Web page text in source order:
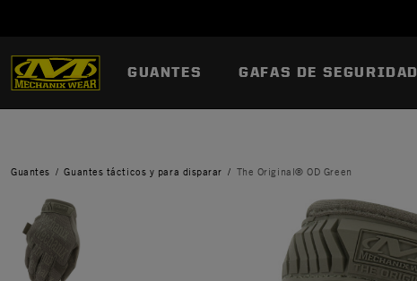
GUANTES GAFAS DE SEGURIDAD
Guantes Guantes tácticos y para disparar The Original® OD Green